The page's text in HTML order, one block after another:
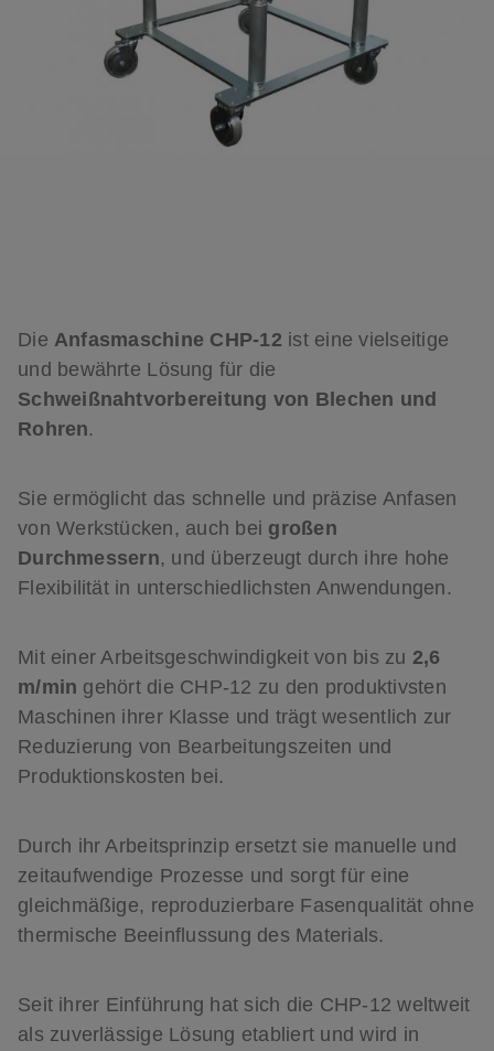
Die Anfasmaschine CHP-12 ist eine vielseitige
und bewährte Lösung für die
Schweißnahtvorbereitung von Blechen und
Rohren.
Sie ermöglicht das schnelle und präzise Anfasen
von Werkstücken, auch bei großen
Durchmessern, und überzeugt durch ihre hohe
Flexibilität in unterschiedlichsten Anwendungen.
Mit einer Arbeitsgeschwindigkeit von bis zu 2,6
m/min gehört die CHP-12 zu den produktivsten
Maschinen ihrer Klasse und trägt wesentlich zur
Reduzierung von Bearbeitungszeiten und
Produktionskosten bei.
Durch ihr Arbeitsprinzip ersetzt sie manuelle und
zeitaufwendige Prozesse und sorgt für eine
gleichmäßige, reproduzierbare Fasenqualität ohne
thermische Beeinflussung des Materials.
Seit ihrer Einführung hat sich die CHP-12 weltweit
als zuverlässige Lösung etabliert und wird in